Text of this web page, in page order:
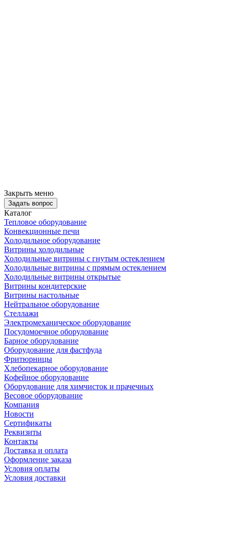
Закрыть меню
Задать вопрос
Каталог
Тепловое оборудование
Конвекционные печи
Холодильное оборудование
Витрины холодильные
Холодильные витрины с гнутым остеклением
Холодильные витрины с прямым остеклением
Холодильные витрины открытые
Витрины кондитерские
Витрины настольные
Нейтральное оборудование
Стеллажи
Электромеханическое оборудование
Посудомоечное оборудование
Барное оборудование
Оборудование для фастфуда
Фритюрницы
Хлебопекарное оборудование
Кофейное оборудование
Оборудование для химчисток и прачечных
Весовое оборудование
Компания
Новости
Сертификаты
Реквизиты
Контакты
Доставка и оплата
Оформление заказа
Условия оплаты
Условия доставки